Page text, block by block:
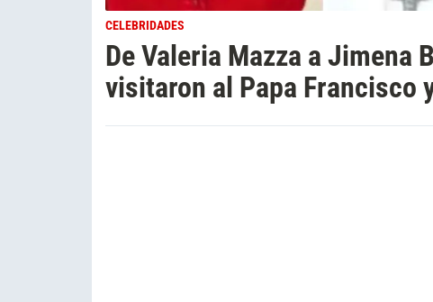
CELEBRIDADES
De Valeria Mazza a Jimena
visitaron al Papa Francisco